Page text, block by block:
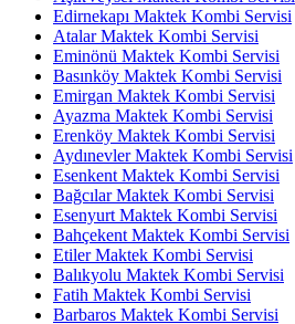
Edirnekapı Maktek Kombi Servisi
Atalar Maktek Kombi Servisi
Eminönü Maktek Kombi Servisi
Basınköy Maktek Kombi Servisi
Emirgan Maktek Kombi Servisi
Ayazma Maktek Kombi Servisi
Erenköy Maktek Kombi Servisi
Aydınevler Maktek Kombi Servisi
Esenkent Maktek Kombi Servisi
Bağcılar Maktek Kombi Servisi
Esenyurt Maktek Kombi Servisi
Bahçekent Maktek Kombi Servisi
Etiler Maktek Kombi Servisi
Balıkyolu Maktek Kombi Servisi
Fatih Maktek Kombi Servisi
Barbaros Maktek Kombi Servisi